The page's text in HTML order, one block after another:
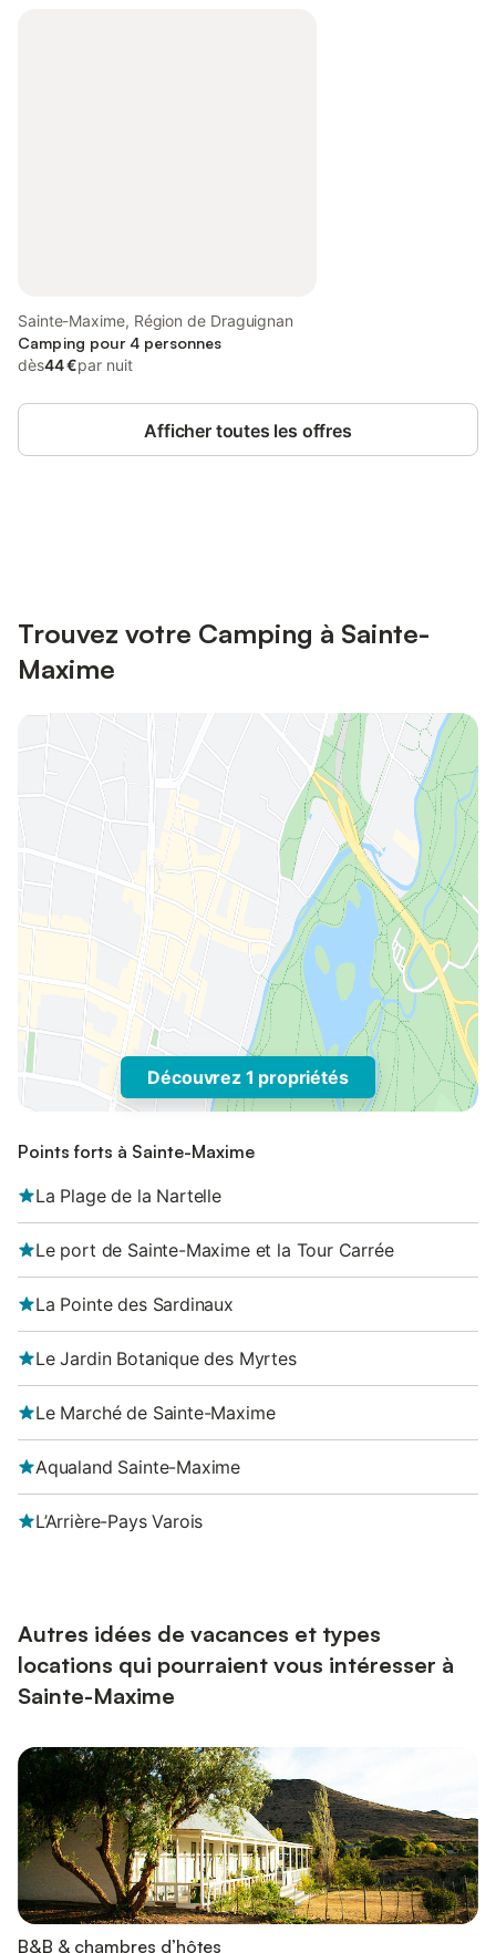
Sainte-Maxime, Région de Draguignan
Camping pour 4 personnes
dès44 €par nuit
Afficher toutes les offres
Trouvez votre Camping à Sainte-
Maxime
Découvrez 1 propriétés
Points forts à Sainte-Maxime
La Plage de la Nartelle
Le port de Sainte-Maxime et la Tour Carrée
La Pointe des Sardinaux
Le Jardin Botanique des Myrtes
Le Marché de Sainte-Maxime
Aqualand Sainte-Maxime
L’Arrière-Pays Varois
Autres idées de vacances et types
locations qui pourraient vous intéresser à
Sainte-Maxime
B&B & chambres d’hôtes